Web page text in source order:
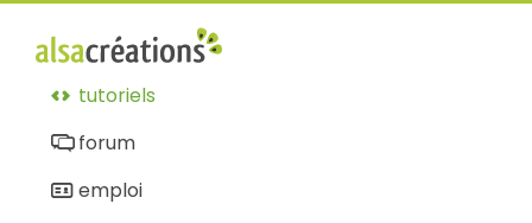
tutoriels
forum
emploi